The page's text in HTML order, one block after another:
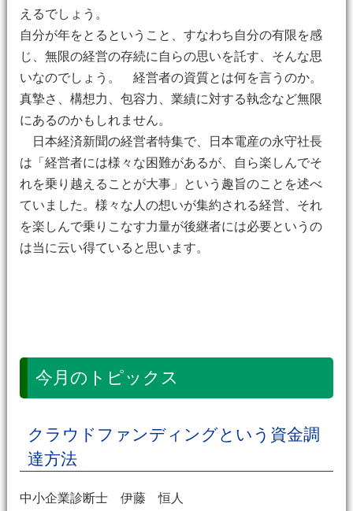
えるでしょう。
自分が年をとるということ、すなわち自分の有限を感
じ、無限の経営の存続に自らの思いを託す、そんな思
いなのでしょう。 経営者の資質とは何を言うのか。
真摯さ、構想力、包容力、業績に対する執念など無限
にあるのかもしれません。
日本経済新聞の経営者特集で、日本電産の永守社長
は「経営者には様々な困難があるが、自ら楽しんでそ
れを乗り越えることが大事」という趣旨のことを述べ
ていました。様々な人の想いが集約される経営、それ
を楽しんで乗りこなす力量が後継者には必要というの
は当に云い得ていると思います。
今月のトピックス
クラウドファンディングという資金調
達方法
中小企業診断士 伊藤 恒人